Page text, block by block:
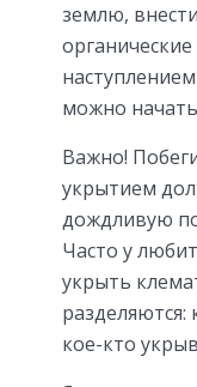
землю,
можно
Важно!
укрытием
дождливую
Часто у
укрыть
кое-кто